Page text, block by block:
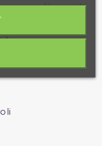
que dégage le
fraîcheur et de
fruitée et
de